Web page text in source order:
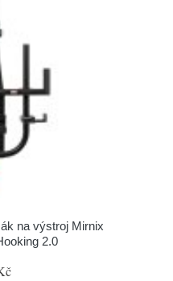
na výstroj Mirnix
2.0